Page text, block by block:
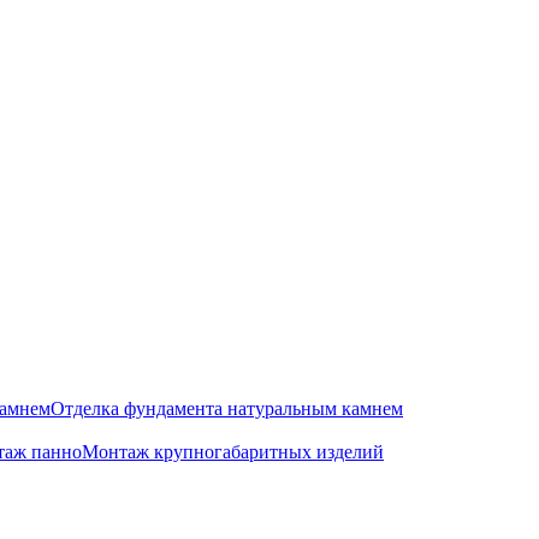
Отделка фундамента натуральным камнем
панноМонтаж крупногабаритных изделий